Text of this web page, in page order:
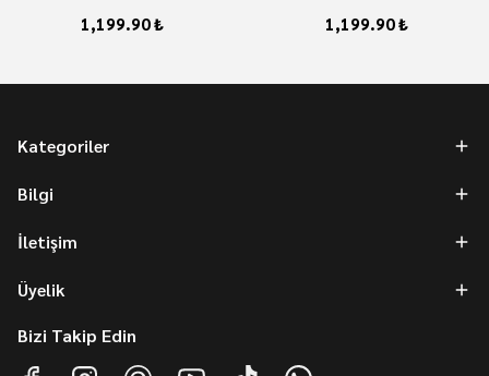
1,199.90 ₺ 1,199.90 ₺
Kategoriler
Bilgi
İletişim
Üyelik
Bizi Takip Edin